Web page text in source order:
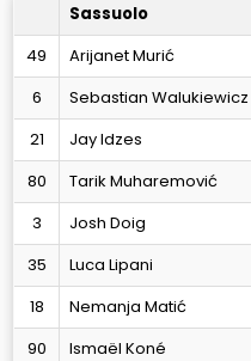
Sassuolo
49
Arijanet Murić
6
Sebastian Walukiewicz
21
Jay Idzes
80
Tarik Muharemović
3
Josh Doig
35
Luca Lipani
18
Nemanja Matić
90
Ismaël Koné